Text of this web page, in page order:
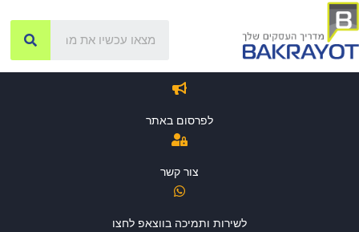
לפרסום באתר
צור קשר
לשירות ותמיכה בווצאפ לחצו